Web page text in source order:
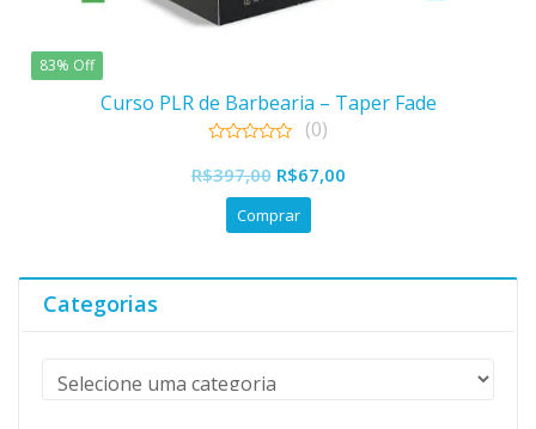
83% Off
Curso PLR de Barbearia – Taper Fade
out
of
(0)
R$397,00 O
preço
original
R$67,00O
Comprar
Categorias